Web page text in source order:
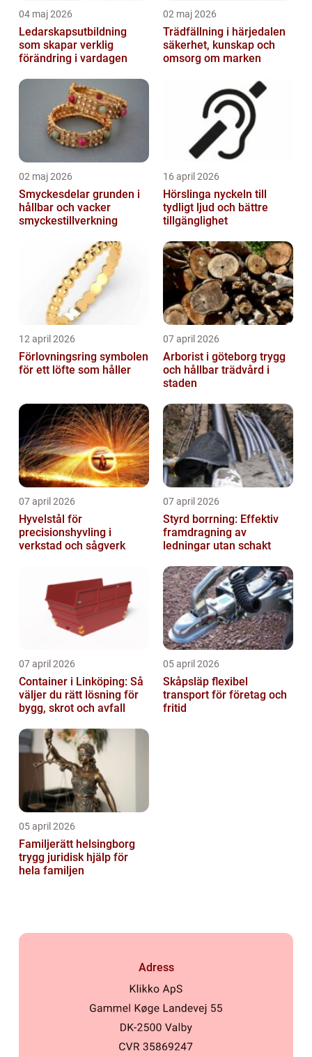
04 maj 2026
Ledarskapsutbildning
som skapar verklig
förändring i vardagen
02 maj 2026
Trädfällning i härjedalen
säkerhet, kunskap och
omsorg om marken
02 maj 2026
Smyckesdelar grunden i
hållbar och vacker
smyckestillverkning
16 april 2026
Hörslinga nyckeln till
tydligt ljud och bättre
tillgänglighet
12 april 2026
Förlovningsring symbolen
för ett löfte som håller
07 april 2026
Arborist i göteborg trygg
och hållbar trädvård i
staden
07 april 2026
Hyvelstål för
precisionshyvling i
verkstad och sågverk
07 april 2026
Styrd borrning: Effektiv
framdragning av
ledningar utan schakt
07 april 2026
Container i Linköping: Så
väljer du rätt lösning för
bygg, skrot och avfall
05 april 2026
Skåpsläp flexibel
transport för företag och
fritid
05 april 2026
Familjerätt helsingborg
trygg juridisk hjälp för
hela familjen
Adress